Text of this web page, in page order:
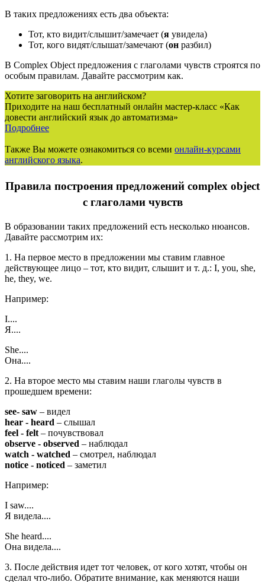
В таких предложениях есть два объекта:
Тот, кто видит/слышит/замечает (я увидела)
Тот, кого видят/слышат/замечают (он разбил)
В Complex Object предложения с глаголами чувств строятся по
особым правилам. Давайте рассмотрим как.
Хотите заговорить на английском?
Приходите на наш бесплатный онлайн мастер-класс «Как
довести английский язык до автоматизма»
Подробнее
Также Вы можете ознакомиться со всеми онлайн-курсами
английского языка.
Правила построения предложений complex object
с глаголами чувств
В образовании таких предложений есть несколько нюансов.
Давайте рассмотрим их:
1. На первое место в предложении мы ставим главное
действующее лицо – тот, кто видит, слышит и т. д.: I, you, she,
he, they, we.
Например:
I....
Я....
She....
Она....
2. На второе место мы ставим наши глаголы чувств в
прошедшем времени:
see- saw – видел
hear - heard – слышал
feel - felt – почувствовал
observe - observed – наблюдал
watch - watched – смотрел, наблюдал
notice - noticed – заметил
Например:
I saw....
Я видела....
She heard....
Она видела....
3. После действия идет тот человек, от кого хотят, чтобы он
сделал что-либо. Обратите внимание, как меняются наши